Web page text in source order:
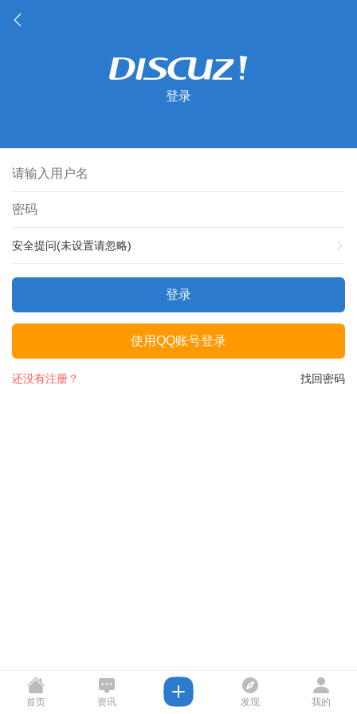
登录
安全提问(未设置请忽略)
登录
使用QQ账号登录
找回密码
还没有注册？
首页 资讯 发现 我的